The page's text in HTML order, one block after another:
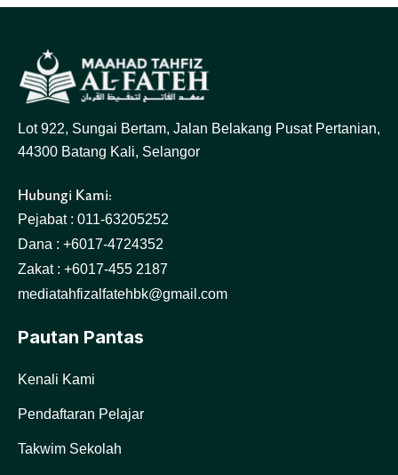
Lot 922, Sungai Bertam, Jalan Belakang Pusat Pertanian,
44300 Batang Kali, Selangor
Hubungi Kami:
Pejabat : 011-63205252
Dana : +6017-4724352
Zakat : +6017-455 2187
mediatahfizalfatehbk@gmail.com
Pautan Pantas
Kenali Kami
Pendaftaran Pelajar
Takwim Sekolah